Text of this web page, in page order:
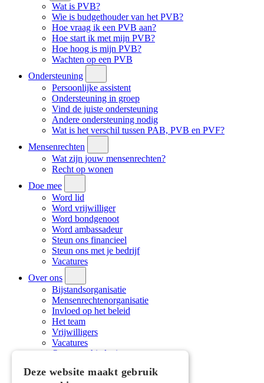
Wat is PVB?
Wie is budgethouder van het PVB?
Hoe vraag ik een PVB aan?
Hoe start ik met mijn PVB?
Hoe hoog is mijn PVB?
Wachten op een PVB
Ondersteuning
Persoonlijke assistent
Ondersteuning in groep
Vind de juiste ondersteuning
Andere ondersteuning nodig
Wat is het verschil tussen PAB, PVB en PVF?
Mensenrechten
Wat zijn jouw mensenrechten?
Recht op wonen
Doe mee
Word lid
Word vrijwilliger
Word bondgenoot
Word ambassadeur
Steun ons financieel
Steun ons met je bedrijf
Vacatures
Over ons
Bijstandsorganisatie
Mensenrechtenorganisatie
Invloed op het beleid
Het team
Vrijwilligers
Vacatures
Onze geschiedenis
Nieuws
Deze website maakt gebruik